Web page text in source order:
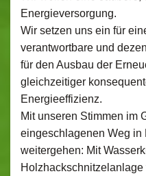
Energieversorgung.
Wir setzen uns ein für
verantwortbare und
für den Ausbau der
gleichzeitiger
Energieeffizienz.
Mit unseren Stimmen im
eingeschlagenen Weg in
weitergehen: Mit